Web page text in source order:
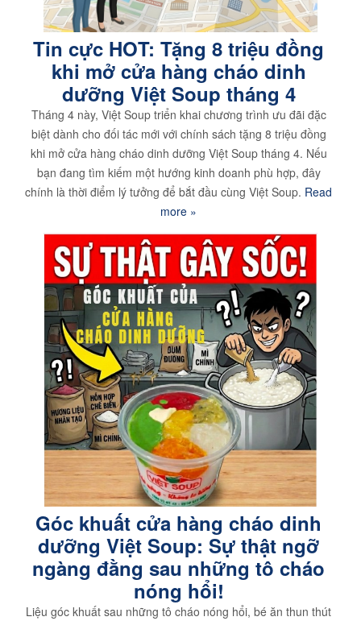
Tin cực HOT: Tặng 8 triệu đồng
khi mở cửa hàng cháo dinh
dưỡng Việt Soup tháng 4
Tháng 4 này, Việt Soup triển khai chương trình ưu đãi đặc
biệt dành cho đối tác mới với chính sách tặng 8 triệu đồng
khi mở cửa hàng cháo dinh dưỡng Việt Soup tháng 4. Nếu
bạn đang tìm kiếm một hướng kinh doanh phù hợp, đây
chính là thời điểm lý tưởng để bắt đầu cùng Việt Soup. Read
more »
Góc khuất cửa hàng cháo dinh
dưỡng Việt Soup: Sự thật ngỡ
ngàng đằng sau những tô cháo
nóng hổi!
Liệu góc khuất sau những tô cháo nóng hổi, bé ăn thun thút